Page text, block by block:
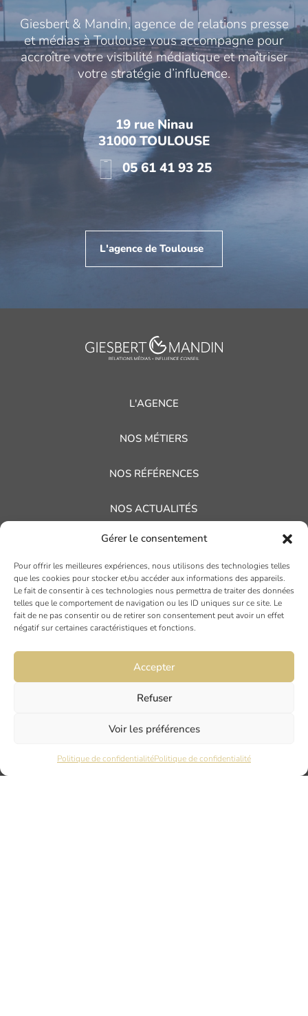
Gérer le consentement
Pour offrir les meilleures expériences, nous utilisons des technologies telles
que les cookies pour stocker et/ou accéder aux informations des appareils.
Le fait de consentir à ces technologies nous permettra de traiter des données
telles que le comportement de navigation ou les ID uniques sur ce site. Le
fait de ne pas consentir ou de retirer son consentement peut avoir un effet
négatif sur certaines caractéristiques et fonctions.
Accepter
Refuser
Voir les préférences
Politique de confidentialitéPolitique de confidentialité
Giesbert & Mandin, agence de relations presse
et médias à Toulouse vous accompagne pour
accroître votre visibilité médiatique et maîtriser
votre stratégie d’influence.
19 rue Ninau
31000 TOULOUSE
05 61 41 93 25
L'agence de Toulouse
L'AGENCE
NOS MÉTIERS
NOS RÉFÉRENCES
NOS ACTUALITÉS
AVIS CLIENTS
TOULOUSE
19 rue Ninau
31000 TOULOUSE